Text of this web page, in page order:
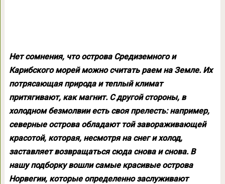
Нет сомнения, что острова Средиземного и
Карибского морей можно считать раем на Земле. Их
потрясающая природа и теплый климат
притягивают, как магнит. С другой стороны, в
холодном безмолвии есть своя прелесть: например,
северные острова обладают той завораживающей
красотой, которая, несмотря на снег и холод,
заставляет возвращаться сюда снова и снова. В
нашу подборку вошли самые красивые острова
Норвегии, которые определенно заслуживают